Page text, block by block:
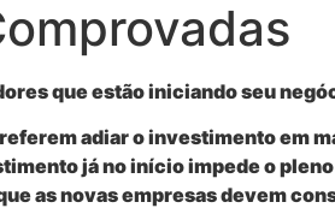
que estão iniciando seu
adiar o investimento em
já no início impede o
as novas empresas devem